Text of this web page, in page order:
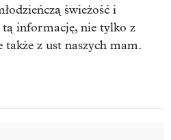
świeżość i
tą informację, nie tylko z
z ust naszych mam.